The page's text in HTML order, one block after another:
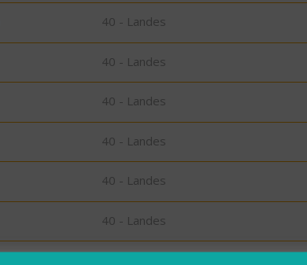
40 - Landes
40 - Landes
40 - Landes
40 - Landes
40 - Landes
40 - Landes